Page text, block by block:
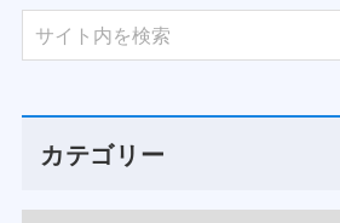
カテゴリー